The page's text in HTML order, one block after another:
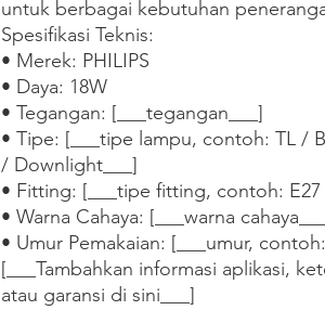
untuk berbagai kebutuhan
Spesifikasi Teknis:
• Merek: PHILIPS
• Daya: 18W
• Tegangan: [___tegangan___]
• Tipe: [___tipe lampu, contoh: TL /
/ Downlight___]
• Fitting: [___tipe fitting, contoh: E27
• Warna Cahaya: [___warna
• Umur Pemakaian: [___umur,
[___Tambahkan informasi aplikasi,
atau garansi di sini___]